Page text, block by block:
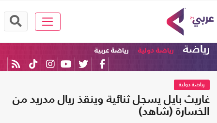
رياضة رياضة دولية رياضة عربية
رياضة دولية
غاريث بايل يسجل ثنائية وينقذ ريال مدريد من
الخسارة (شاهد)